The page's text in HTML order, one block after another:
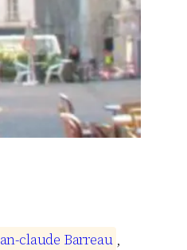
an-claude Barreau ,